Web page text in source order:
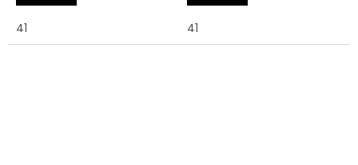
41 41